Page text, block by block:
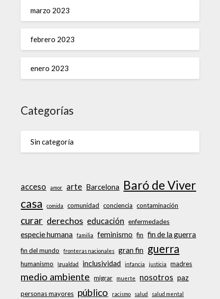
marzo 2023
febrero 2023
enero 2023
Categorías
Sin categoría
acceso amor arte Barcelona Baró de Viver
casa comida comunidad conciencia contaminación
curar derechos educación enfermedades
especie humana familia feminismo fin fin de la guerra
fin del mundo fronteras nacionales gran fin guerra
humanismo Igualdad inclusividad infancia justicia madres
medio ambiente migrar muerte nosotros paz
personas mayores público racismo salud salud mental